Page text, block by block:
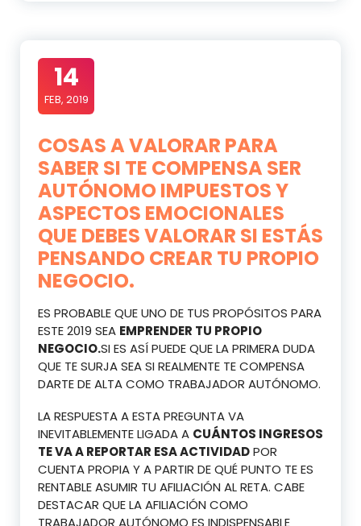
14
FEB, 2019
COSAS A VALORAR PARA
SABER SI TE COMPENSA SER
AUTÓNOMO IMPUESTOS Y
ASPECTOS EMOCIONALES
QUE DEBES VALORAR SI ESTÁS
PENSANDO CREAR TU PROPIO
NEGOCIO.
ES PROBABLE QUE UNO DE TUS PROPÓSITOS PARA
ESTE 2019 SEA EMPRENDER TU PROPIO
NEGOCIO.SI ES ASÍ PUEDE QUE LA PRIMERA DUDA
QUE TE SURJA SEA SI REALMENTE TE COMPENSA
DARTE DE ALTA COMO TRABAJADOR AUTÓNOMO.
LA RESPUESTA A ESTA PREGUNTA VA
INEVITABLEMENTE LIGADA A CUÁNTOS INGRESOS
TE VA A REPORTAR ESA ACTIVIDADPOR
CUENTA PROPIA Y A PARTIR DE QUÉ PUNTO TE ES
RENTABLE ASUMIR TU AFILIACIÓN AL RETA. CABE
DESTACAR QUE LA AFILIACIÓN COMO
TRABAJADOR AUTÓNOMO ES INDISPENSABLE